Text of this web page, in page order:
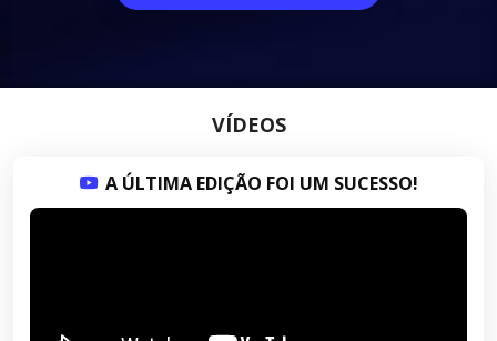
VÍDEOS
A ÚLTIMA EDIÇÃO FOI UM SUCESSO!